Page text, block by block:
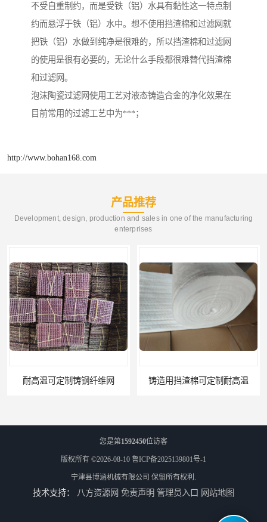
不受自重制约，而是受铁（铝）水具有黏性这一特点制
约而悬浮于铁（铝）水中。想不使用挡渣棉和过滤网就
把铁（铝）水做到纯净是很难的，所以挡渣棉和过滤网
的使用是很有必要的，无论什么手段都很难替代挡渣棉
和过滤网。
泡沫陶瓷过滤网使用工艺对液态铸造合金的净化效果在
目前常用的过滤工艺中为***；
http://www.bohan168.com
产品推荐
Development, design, production and sales in one of the manufacturing
enterprises
耐高温可定制铸钢纤维网 铸造用挡渣棉可定制耐高温
您是第1592450位访客
版权所有 ©2026-08-10 鲁ICP备2025139801号-1
宁津县博涵机械有限公司 保留所有权利.
技术支持： 八方资源网 免责声明 管理员入口 网站地图